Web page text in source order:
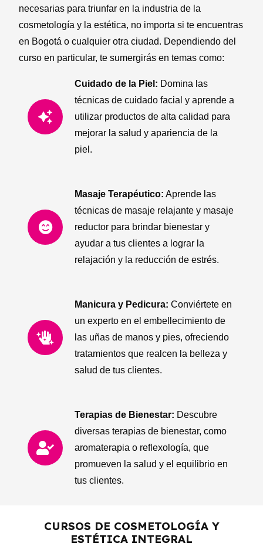
necesarias para triunfar en la industria de la
cosmetología y la estética, no importa si te encuentras
en Bogotá o cualquier otra ciudad. Dependiendo del
curso en particular, te sumergirás en temas como:
Cuidado de la Piel: Domina las
técnicas de cuidado facial y aprende a
utilizar productos de alta calidad para
mejorar la salud y apariencia de la
piel.
Masaje Terapéutico: Aprende las
técnicas de masaje relajante y masaje
reductor para brindar bienestar y
ayudar a tus clientes a lograr la
relajación y la reducción de estrés.
Manicura y Pedicura: Conviértete en
un experto en el embellecimiento de
las uñas de manos y pies, ofreciendo
tratamientos que realcen la belleza y
salud de tus clientes.
Terapias de Bienestar: Descubre
diversas terapias de bienestar, como
aromaterapia o reflexología, que
promueven la salud y el equilibrio en
tus clientes.
CURSOS DE COSMETOLOGÍA Y
ESTÉTICA INTEGRAL